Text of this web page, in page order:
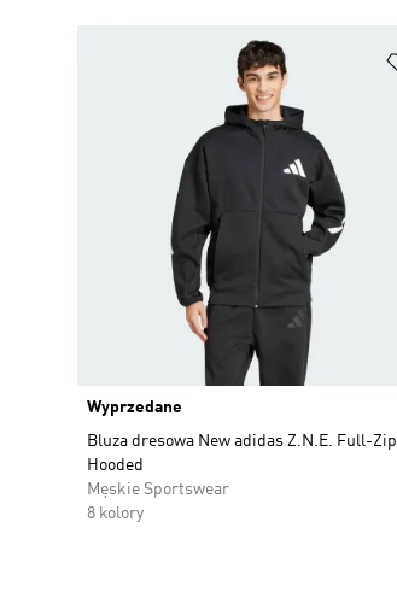
Wyprzedane
Bluza dresowa New adidas Z.N.E. Full-Zip
Hooded
Męskie Sportswear
8 kolory